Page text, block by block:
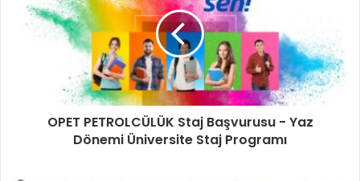
OPET PETROLCÜLÜK Staj Başvurusu - Yaz
Dönemi Üniversite Staj Programı